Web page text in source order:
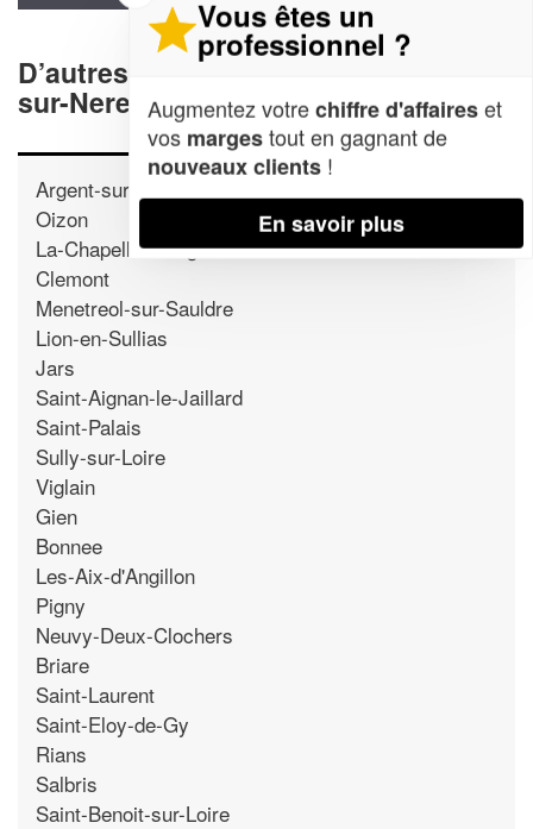
D’autres agences proche d'Aubigny-
sur-Nere
Argent-sur-Sauldre
Oizon
La-Chapelle-d'Angillon
Clemont
Menetreol-sur-Sauldre
Lion-en-Sullias
Jars
Saint-Aignan-le-Jaillard
Saint-Palais
Sully-sur-Loire
Viglain
Gien
Bonnee
Les-Aix-d'Angillon
Pigny
Neuvy-Deux-Clochers
Briare
Saint-Laurent
Saint-Eloy-de-Gy
Rians
Salbris
Saint-Benoit-sur-Loire
Vous êtes un
professionnel ?
Augmentez votrechiffre d'affaireset
vos margestout en gagnant de
nouveaux clients !
En savoir plus